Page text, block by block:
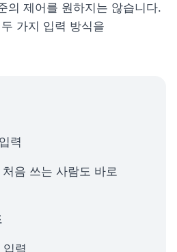
의 제어를 원하지는 않습니다.
가지 입력 방식을
력
음 쓰는 사람도 바로
력